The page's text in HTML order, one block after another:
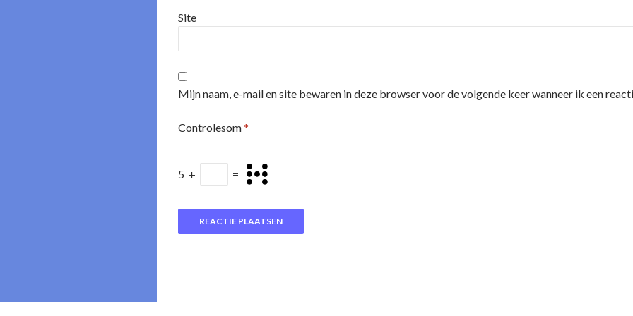
Site
Mijn naam, e-mail en site bewaren in deze browser voor de volgende keer wanneer ik een
Controlesom*
5 + =